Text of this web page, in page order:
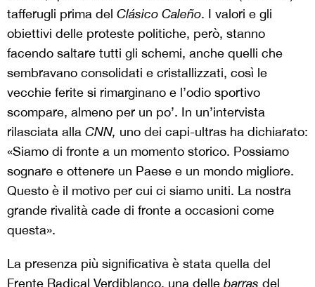
tafferugli prima del Clásico Caleño. I valori e gli
obiettivi delle proteste politiche, però, stanno
facendo saltare tutti gli schemi, anche quelli che
sembravano consolidati e cristallizzati, così le
vecchie ferite si rimarginano e l’odio sportivo
scompare, almeno per un po’. In un’intervista
rilasciata alla CNN, uno dei capi-ultras ha dichiarato:
«Siamo di fronte a un momento storico. Possiamo
sognare e ottenere un Paese e un mondo migliore.
Questo è il motivo per cui ci siamo uniti. La nostra
grande rivalità cade di fronte a occasioni come
questa».
La presenza più significativa è stata quella del
Frente Radical Verdiblanco, una delle barras del